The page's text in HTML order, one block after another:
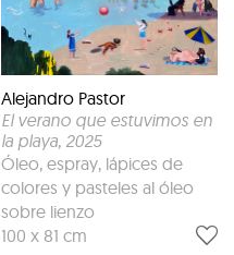
Alejandro Pastor
El verano que estuvimos en
la playa, 2025
Óleo, espray, lápices de
colores y pasteles al óleo
sobre lienzo
100 x 81 cm